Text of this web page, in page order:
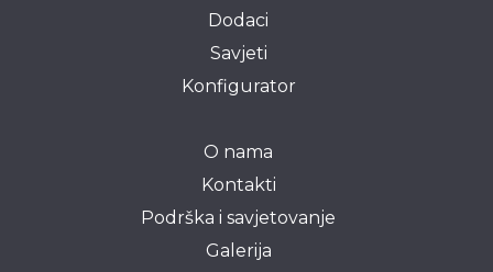
Dodaci
Savjeti
Konfigurator
O nama
Kontakti
Podrška i savjetovanje
Galerija